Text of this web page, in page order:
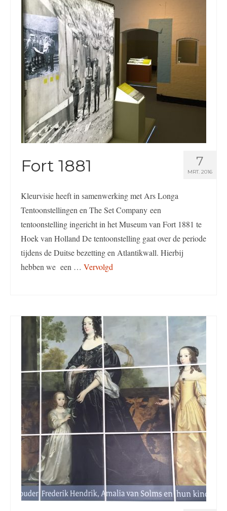
Nederlands
English
7
MRT. 2016
Fort 1881
Kleurvisie heeft in samenwerking met Ars Longa
Tentoonstellingen en The Set Company een
tentoonstelling ingericht in het Museum van Fort 1881 te
Hoek van Holland De tentoonstelling gaat over de periode
tijdens de Duitse bezetting en Atlantikwall. Hierbij
hebben we een … Vervolgd